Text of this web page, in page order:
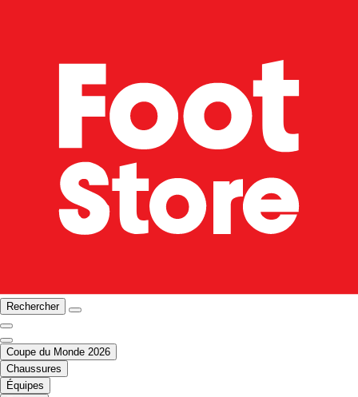
Rechercher
Coupe du Monde 2026
Chaussures
Équipes